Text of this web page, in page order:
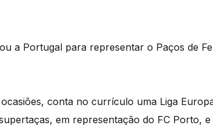
a Portugal para representar o Paços de
conta no currículo uma Liga
em representação do FC Porto,